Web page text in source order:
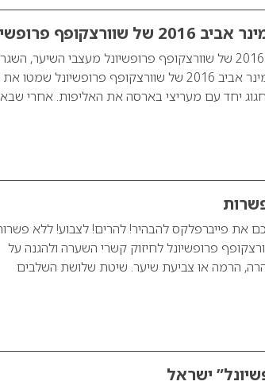
פרופשיונל
הפתעה מרגשת למשתתפי סמינר אביב 2016 של שוורצקופף פרופשיונל מעצבי השיער,
והמדריכים המשתתפים בימים אלה בסמינר אביב 2016 של שוורצקופף פרופשיונל שמטו את
יחד עם מעריצי בארסה את האליפות. אחרי
את פייברפלקס להבהיר! להרים! לצבוע! ללא
פרופשיונל לחיזוק קשרי השערה ולהגנה על
הרמה או צביעת שיער. שיטת שלושת השלבים
ישראל